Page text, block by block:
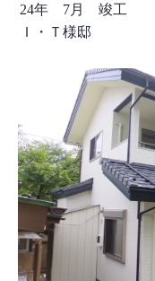
24年 7月 竣工
Ｉ・Ｔ様邸